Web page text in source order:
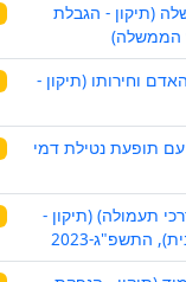
(תיקון - הגבלת
הממשלה)
וחירותו (תיקון -
תופעת נטילת דמי
תעמולה) (תיקון -
התשפ"ג-2023